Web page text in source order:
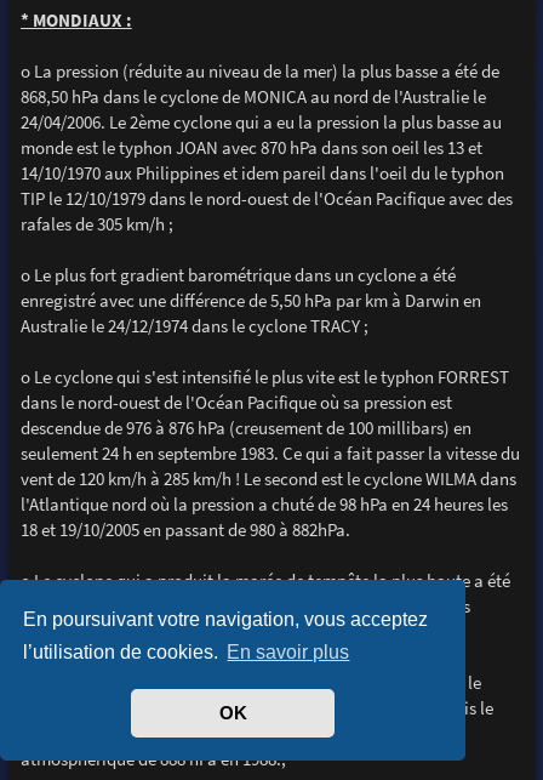
En poursuivant votre navigation, vous acceptez
l’utilisation de cookies. En savoir plus
OK
* MONDIAUX :
o La pression (réduite au niveau de la mer) la plus basse a été de
868,50 hPa dans le cyclone de MONICA au nord de l'Australie le
24/04/2006. Le 2ème cyclone qui a eu la pression la plus basse au
monde est le typhon JOAN avec 870 hPa dans son oeil les 13 et
14/10/1970 aux Philippines et idem pareil dans l'oeil du le typhon
TIP le 12/10/1979 dans le nord-ouest de l'Océan Pacifique avec des
rafales de 305 km/h ;
o Le plus fort gradient barométrique dans un cyclone a été
enregistré avec une différence de 5,50 hPa par km à Darwin en
Australie le 24/12/1974 dans le cyclone TRACY ;
o Le cyclone qui s'est intensifié le plus vite est le typhon FORREST
dans le nord-ouest de l'Océan Pacifique où sa pression est
descendue de 976 à 876 hPa (creusement de 100 millibars) en
seulement 24 h en septembre 1983. Ce qui a fait passer la vitesse du
vent de 120 km/h à 285 km/h ! Le second est le cyclone WILMA dans
l'Atlantique nord où la pression a chuté de 98 hPa en 24 heures les
18 et 19/10/2005 en passant de 980 à 882hPa.
o Le cyclone qui a produit la marée de tempête la plus haute a été
BATHURST BAY en Australie, en 1899, en causant des vagues
déferlantes de 13 m ;
o Le record de la vitesse du vent enregistré au sol a été dans le
cyclone WILMA, le 19/10/2005 avec des vents à 330.km/h. Puis le
2ème est le cyclone GILBERT avec 320 km/h et une pression
atmosphèrique de 888 hPa en 1988.;